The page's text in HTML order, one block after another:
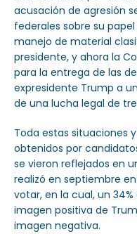
acusación de agresión
federales sobre su
manejo de material
presidente, y ahora la
para la entrega de las
expresidente Trump a
de una lucha legal de
Toda estas situaciones
obtenidos por
se vieron reflejados en
realizó en septiembre
votar, en la cual, un
imagen positiva de
imagen negativa.